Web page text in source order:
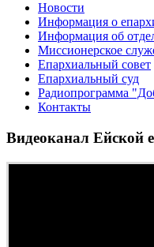
Новости
Информация о
Информация об
Миссионерское
Епархиальный совет
Епархиальный суд
Радиопрограмма
Контакты
Видеоканал Ейской